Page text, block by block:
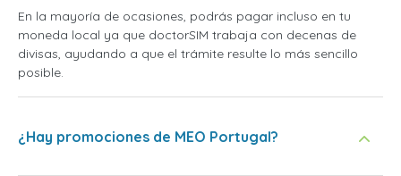
En la mayoría de ocasiones, podrás pagar incluso en tu
moneda local ya que doctorSIM trabaja con decenas de
divisas, ayudando a que el trámite resulte lo más sencillo
posible.
¿Hay promociones de MEO Portugal?